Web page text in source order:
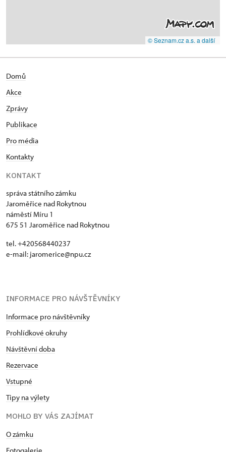
© Seznam.cz a.s. a další
Domů
Akce
Zprávy
Publikace
Pro média
Kontakty
KONTAKT
správa státního zámku
Jaroměřice nad Rokytnou
náměstí Míru 1
675 51 Jaroměřice nad Rokytnou
tel. +420568440237
e-mail: jaromerice@npu.cz
INFORMACE PRO NÁVŠTĚVNÍKY
Informace pro návštěvníky
Prohlídkové okruhy
Návštěvní doba
Rezervace
Vstupné
Tipy na výlety
MOHLO BY VÁS ZAJÍMAT
O zámku